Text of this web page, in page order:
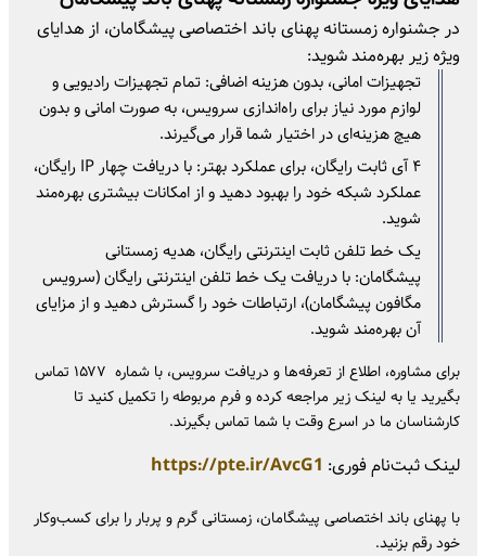
در جشنواره زمستانه پهنای باند اختصاصی پیشگامان، از هدایای
ویژه زیر بهره‌مند شوید:
تجهیزات امانی، بدون هزینه اضافی: تمام تجهیزات رادیویی و
لوازم مورد نیاز برای راه‌اندازی سرویس، به صورت امانی و بدون
هیچ هزینه‌ای در اختیار شما قرار می‌گیرند.
۴ آی ثابت رایگان، برای عملکرد بهتر: با دریافت چهار IP رایگان،
عملکرد شبکه خود را بهبود دهید و از امکانات بیشتری بهره‌مند
شوید.
یک خط تلفن ثابت اینترنتی رایگان، هدیه زمستانی
پیشگامان: با دریافت یک خط تلفن اینترنتی رایگان (سرویس
مگافون پیشگامان)، ارتباطات خود را گسترش دهید و از مزایای
آن بهره‌مند شوید.
برای مشاوره، اطلاع از تعرفه‌ها و دریافت سرویس، با شماره ۱۵۷۷ تماس
بگیرید یا به لینک زیر مراجعه کرده و فرم مربوطه را تکمیل کنید تا
کارشناسان ما در اسرع وقت با شما تماس بگیرند.
لینک ثبت‌نام فوری: https://pte.ir/AvcG1
با پهنای باند اختصاصی پیشگامان، زمستانی گرم و پربار را برای کسب‌وکار
خود رقم بزنید.